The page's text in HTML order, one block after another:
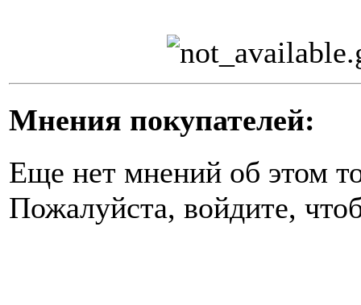
Мнения покупателей:
Еще нет мнений об этом
Пожалуйста, войдите,